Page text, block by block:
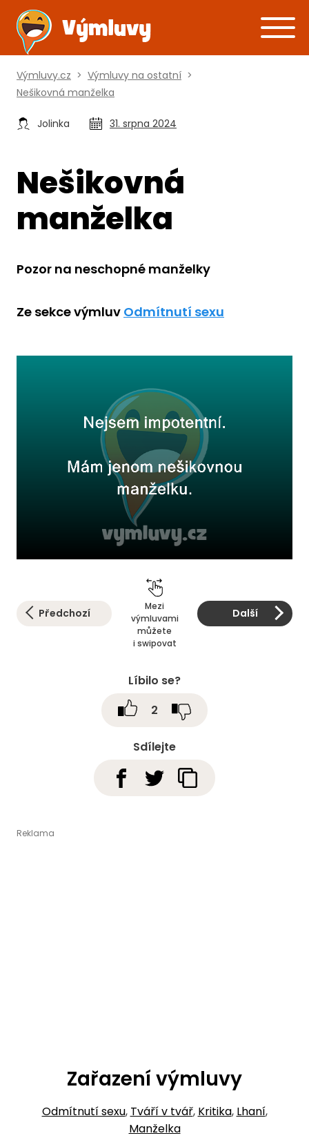
Výmluvy.cz > Výmluvy na ostatní >
Nešikovná manželka
Jolinka 31. srpna 2024
Nešikovná
manželka
Pozor na neschopné manželky
Ze sekce výmluv Odmítnutí sexu
Předchozí
Mezi
výmluvami
můžete
i swipovat
Další
Sdílejte
Líbilo se?
2
Zařazení výmluvy
Odmítnutí sexu, Tváří v tvář, Kritika, Lhaní,
Manželka